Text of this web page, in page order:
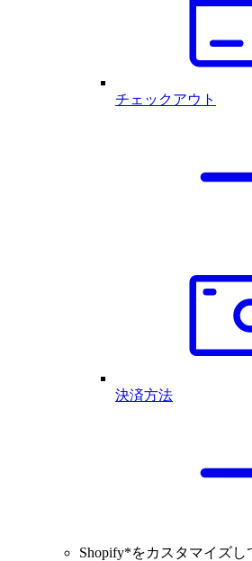
チェックアウト
決済方法
Shopify*をカスタマイズし